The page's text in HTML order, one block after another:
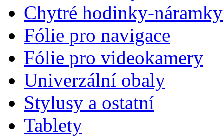
Chytré hodinky-náramky
Fólie pro navigace
Fólie pro videokamery
Univerzální obaly
Stylusy a ostatní
Tablety